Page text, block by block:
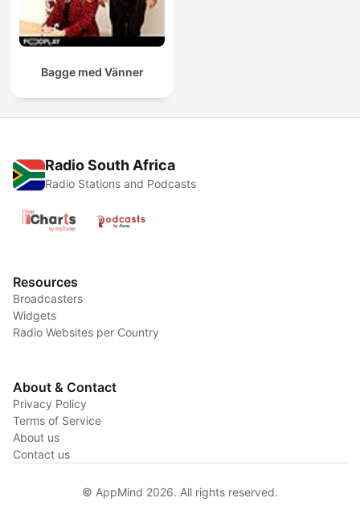
Bagge med Vänner
Radio South Africa
Radio Stations and Podcasts
Resources
Broadcasters
Widgets
Radio Websites per Country
About & Contact
Privacy Policy
Terms of Service
About us
Contact us
© AppMind 2026. All rights reserved.